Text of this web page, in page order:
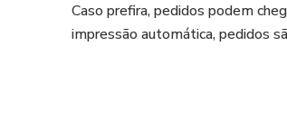
Caso prefira, pedidos podem
impressão automática, pedidos